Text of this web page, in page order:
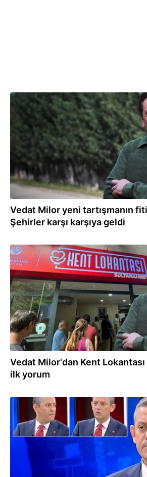
03.06.2025
Vedat Milor yeni tartışmanın
Şehirler karşı karşıya geldi
10.03.2025
Vedat Milor'dan Kent
ilk yorum
07.03.2025